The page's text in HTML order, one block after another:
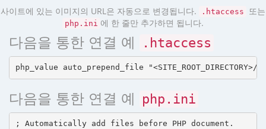
사이트에 있는 이미지의 URL은 자동으로 변경됩니다. .htaccess 또는
php.ini 에 한 줄만 추가하면 됩니다.
다음을 통한 연결 예 .htaccess
다음을 통한 연결 예 php.ini
; Automatically add files before PHP document.